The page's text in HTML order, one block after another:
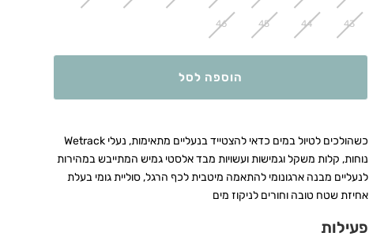
43
44
45
46
הוספה לסל
כשהולכים לטיול במים כדאי להצטייד בנעליים מתאימות, נעלי Wetrack
נוחות, קלות משקל וגמישות ועשויות מבד אלסטי גמיש המתייבש במהירות
לנעליים מבנה ארגונומי להתאמה מיטבית לכף הרגל, סוליית גומי בעלת
אחיזת שטח טובה וחורים לניקוז מים
פעילות